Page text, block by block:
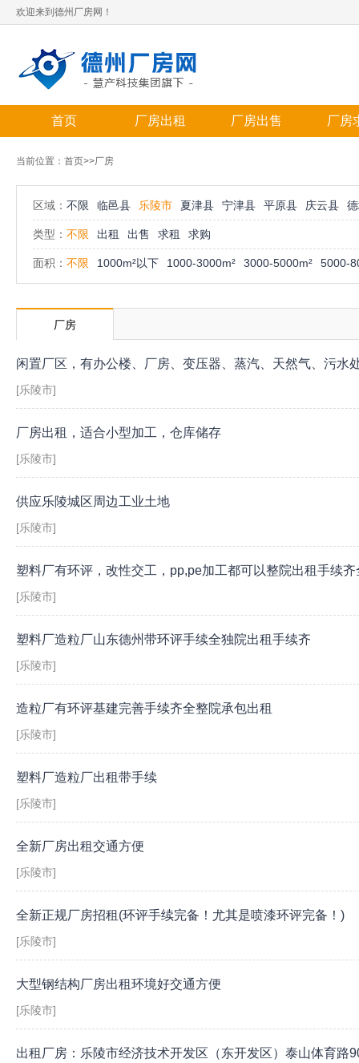
欢迎来到德州厂房网！
首页 厂房出租 厂房出售 厂房
当前位置： 首页>>厂房
区域： 不限 临邑县 乐陵市 夏津县 宁津县 平原县 庆云县
类型： 不限 出租 出售 求租 求购
面积： 不限 1000m²以下 1000-3000m² 3000-5000m² 5000-
厂房
闲置厂区，有办公楼、厂房、变压器、蒸汽、天然气、污水
[乐陵市]
厂房出租，适合小型加工，仓库储存
[乐陵市]
供应乐陵城区周边工业土地
[乐陵市]
塑料厂有环评，改性交工，pp,pe加工都可以整院出租手续齐
[乐陵市]
塑料厂造粒厂山东德州带环评手续全独院出租手续齐
[乐陵市]
造粒厂有环评基建完善手续齐全整院承包出租
[乐陵市]
塑料厂造粒厂出租带手续
[乐陵市]
全新厂房出租交通方便
[乐陵市]
全新正规厂房招租(环评手续完备！尤其是喷漆环评完备！)
[乐陵市]
大型钢结构厂房出租环境好交通方便
[乐陵市]
出租厂房：乐陵市经济技术开发区（东开发区）泰山体育路